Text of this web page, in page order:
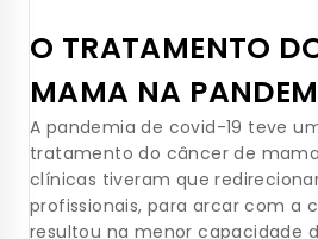
O TRATAMENTO
MAMA NA
A pandemia de covid-19 teve
tratamento do câncer de mama
clínicas tiveram que
profissionais, para arcar com a
resultou na menor capacidade